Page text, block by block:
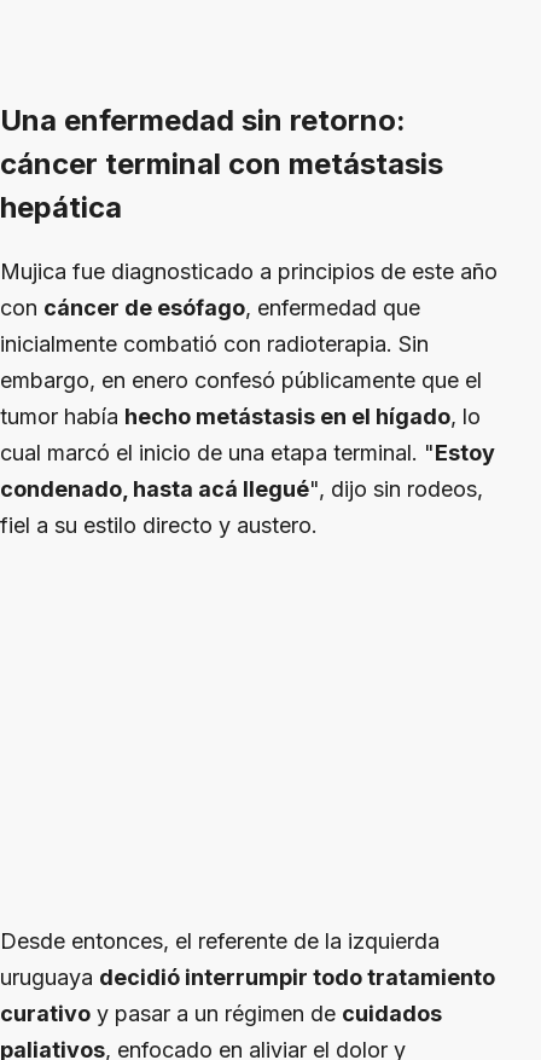
Una enfermedad sin retorno:
cáncer terminal con metástasis
hepática
Mujica fue diagnosticado a principios de este año
con cáncer de esófago, enfermedad que
inicialmente combatió con radioterapia. Sin
embargo, en enero confesó públicamente que el
tumor había hecho metástasis en el hígado, lo
cual marcó el inicio de una etapa terminal. "Estoy
condenado, hasta acá llegué", dijo sin rodeos,
fiel a su estilo directo y austero.
Desde entonces, el referente de la izquierda
uruguaya decidió interrumpir todo tratamiento
curativo y pasar a un régimen de cuidados
paliativos, enfocado en aliviar el dolor y